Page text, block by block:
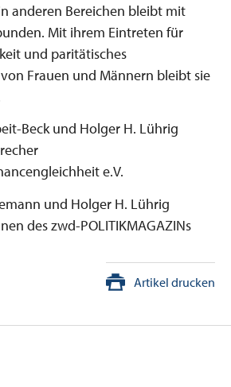
anderen Bereichen bleibt mit
Mit ihrem Eintreten für
und paritätisches
Frauen und Männern bleibt sie
Beck und Holger H. Lührig
e.V.
und Holger H. Lührig
des zwd-POLITIKMAGAZINs
Artikel drucken